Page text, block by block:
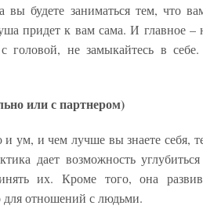
вы будете заниматься тем, что
придет к вам сама. И главное –
головой, не замыкайтесь в
или с партнером)
и ум, и чем лучше вы знаете себя,
дает возможность
их. Кроме того, она
для отношений с людьми.